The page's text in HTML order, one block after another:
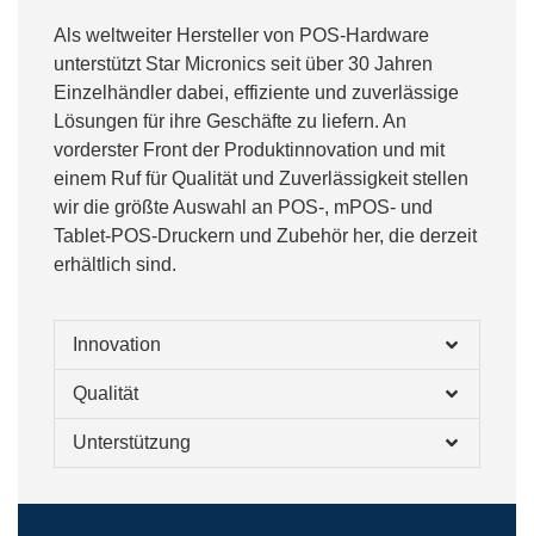
Als weltweiter Hersteller von POS-Hardware
unterstützt Star Micronics seit über 30 Jahren
Einzelhändler dabei, effiziente und zuverlässige
Lösungen für ihre Geschäfte zu liefern. An
vorderster Front der Produktinnovation und mit
einem Ruf für Qualität und Zuverlässigkeit stellen
wir die größte Auswahl an POS-, mPOS- und
Tablet-POS-Druckern und Zubehör her, die derzeit
erhältlich sind.
Innovation
Qualität
Unterstützung